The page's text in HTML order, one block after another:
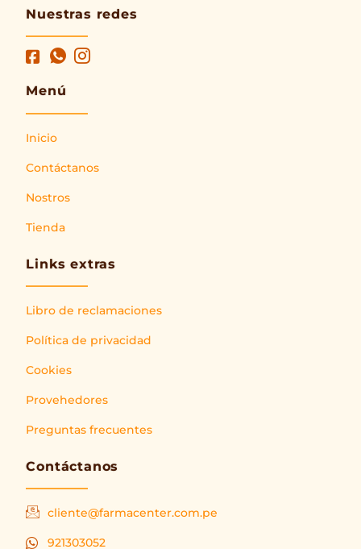
Nuestras redes
Menú
Inicio
Contáctanos
Nostros
Tienda
Links extras
Libro de reclamaciones
Política de privacidad
Cookies
Provehedores
Preguntas frecuentes
Contáctanos
cliente@farmacenter.com.pe
921303052